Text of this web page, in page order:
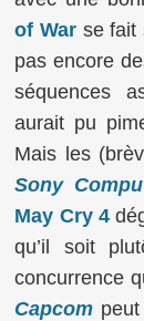
of War se fait
pas encore
séquences
aurait pu
Mais les
Sony
May Cry 4
qu’il soit
concurrence
Capcom